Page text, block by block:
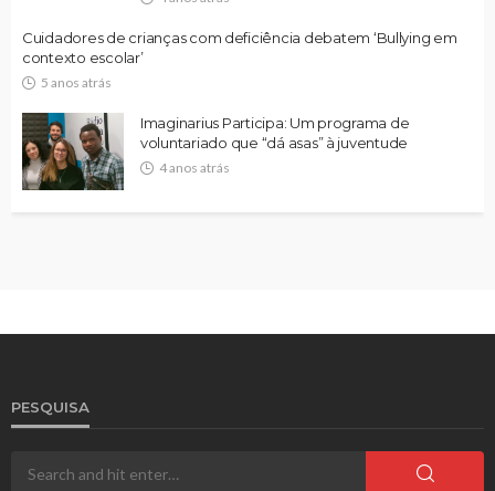
Cuidadores de crianças com deficiência debatem ‘Bullying em
contexto escolar’
5 anos atrás
Imaginarius Participa: Um programa de
voluntariado que “dá asas” à juventude
4 anos atrás
PESQUISA